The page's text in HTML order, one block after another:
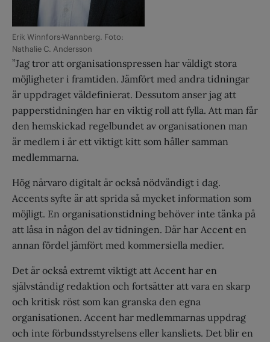
Erik Winnfors-Wannberg. Foto:
Nathalie C. Andersson
”Jag tror att organisationspressen har väldigt stora
möjligheter i framtiden. Jämfört med andra tidningar
är uppdraget väldefinierat. Dessutom anser jag att
papperstidningen har en viktig roll att fylla. Att man får
den hemskickad regelbundet av organisationen man
är medlem i är ett viktigt kitt som håller samman
medlemmarna.
Hög närvaro digitalt är också nödvändigt i dag.
Accents syfte är att sprida så mycket information som
möjligt. En organisationstidning behöver inte tänka på
att låsa in någon del av tidningen. Där har Accent en
annan fördel jämfört med kommersiella medier.
Det är också extremt viktigt att Accent har en
självständig redaktion och fortsätter att vara en skarp
och kritisk röst som kan granska den egna
organisationen. Accent har medlemmarnas uppdrag
och inte förbundsstyrelsens eller kansliets. Det blir en